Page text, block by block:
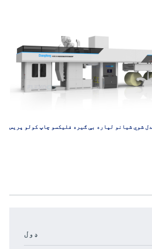
شوي شیانو لپاره بې ګیره فلیکسو چاپ کولو پریس
ډول